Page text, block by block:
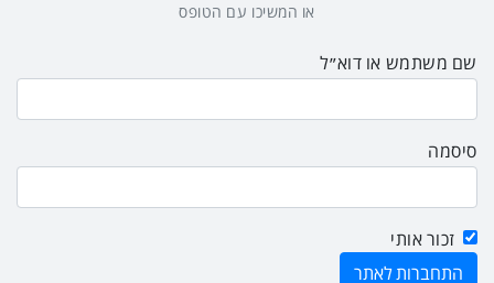
או המשיכו עם הטופס
שם משתמש או דוא״ל
סיסמה
זכור אותי